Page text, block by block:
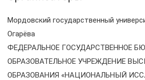
Мордовский государственный
Огарёва
ФЕДЕРАЛЬНОЕ ГОСУДАРСТВЕННОЕ
ОБРАЗОВАТЕЛЬНОЕ УЧРЕЖДЕНИЕ
ОБРАЗОВАНИЯ «НАЦИОНАЛЬНЫЙ